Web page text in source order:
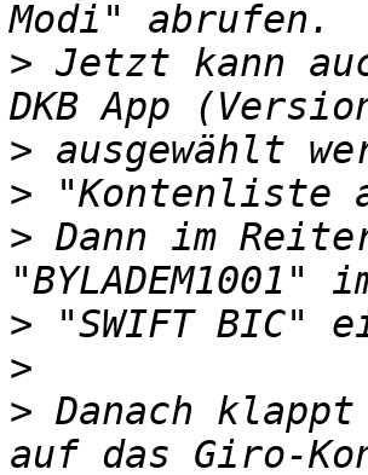
> Jetzt kann
>
>
> Dann im
>
>
> Danach